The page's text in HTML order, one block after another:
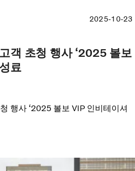
2025-10-23
객 초청 행사 ‘2025 볼보
료
행사 ‘2025 볼보 VIP 인비테이셔